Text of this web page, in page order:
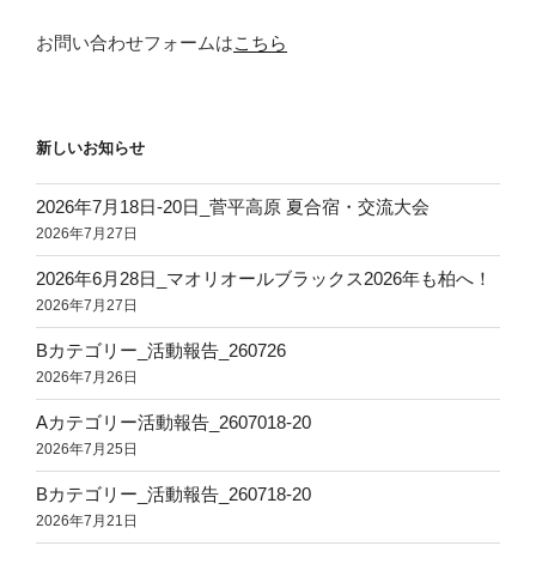
お問い合わせフォームはこちら
新しいお知らせ
2026年7月18日‐20日_菅平高原 夏合宿・交流大会
2026年7月27日
2026年6月28日_マオリオールブラックス2026年も柏へ！
2026年7月27日
Bカテゴリー_活動報告_260726
2026年7月26日
Aカテゴリー活動報告_2607018-20
2026年7月25日
Bカテゴリー_活動報告_260718-20
2026年7月21日